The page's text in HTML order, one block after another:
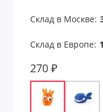
Сумки-
Чемоданы
Чемоданы и
Чехлы для
Склад в Москве:
Склад в Европе:
270 ₽